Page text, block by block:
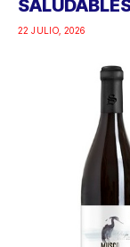
22 JULIO, 2026